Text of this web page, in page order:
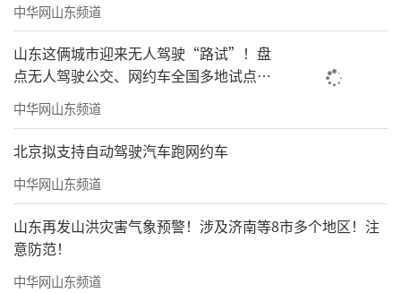
中华网山东频道
山东这俩城市迎来无人驾驶“路试”！盘
点无人驾驶公交、网约车全国多地试点之
路
中华网山东频道
北京拟支持自动驾驶汽车跑网约车
中华网山东频道
山东再发山洪灾害气象预警！涉及济南等8市多个地区！注
意防范！
中华网山东频道